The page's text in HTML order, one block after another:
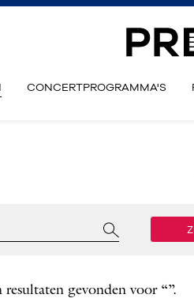
CONCERTPROGRAMMA'S
resultaten gevonden voor “”.